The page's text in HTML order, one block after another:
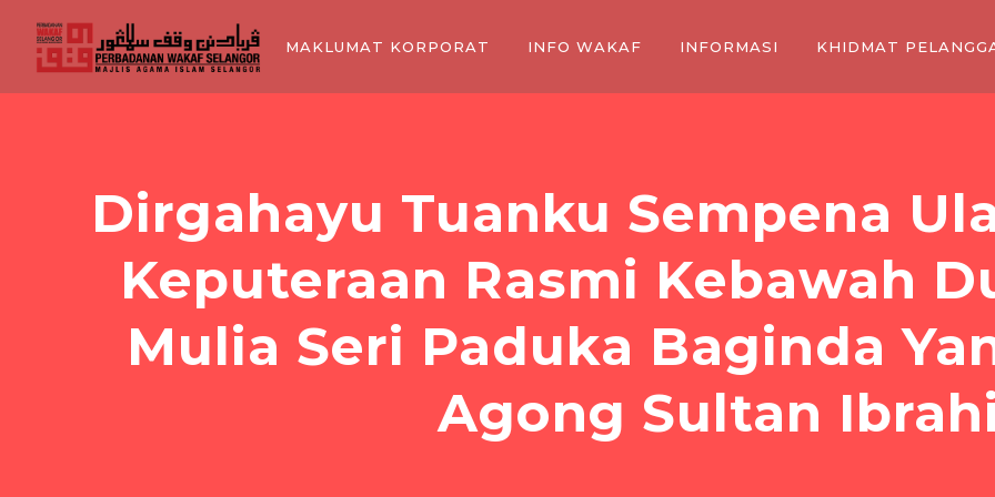
MAKLUMAT KORPORAT INFO WAKAF INFORMASI KHIDMAT
Dirgahayu Tuanku Sempena
Keputeraan Rasmi Kebawah
Mulia Seri Paduka Baginda
Agong Sultan